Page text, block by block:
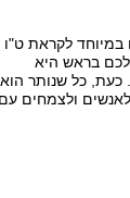
במיוחד לקראת
בראש היא
כעת, כל שנותר
ולצמחים עם